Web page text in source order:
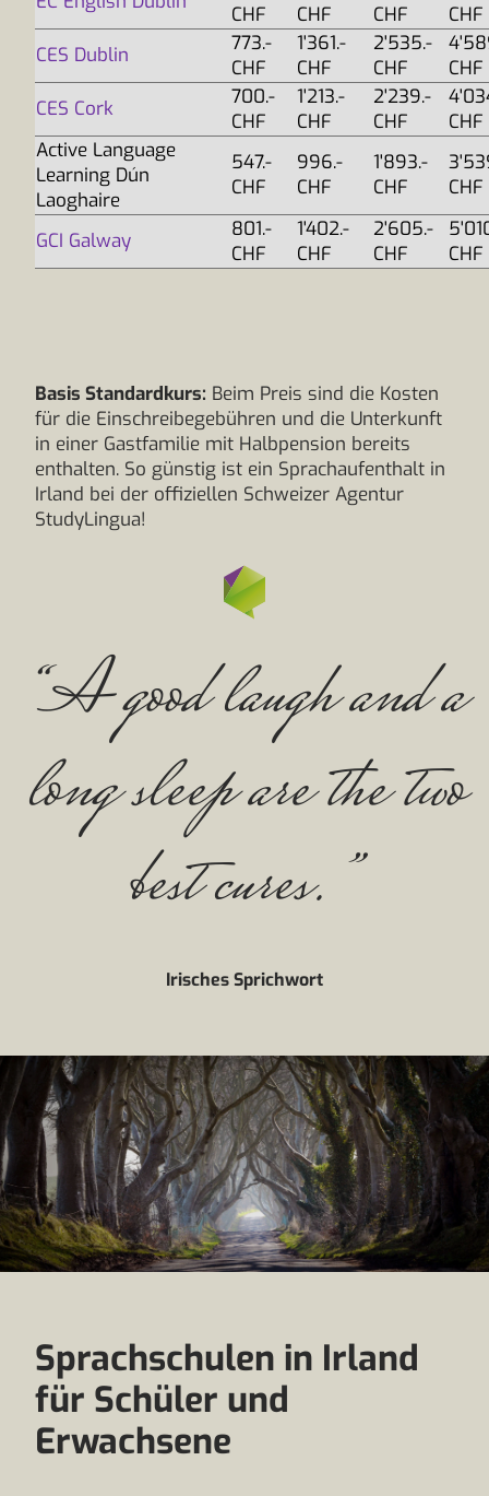
CHF
CHF
CHF
CHF
CES Dublin
773.-
CHF
1'361.-
CHF
2'535.-
CHF
CHF
CES Cork
700.-
CHF
1'213.-
CHF
2'239.-
CHF
CHF
Active Language
Learning Dún
Laoghaire
547.-
CHF
996.-
CHF
1'893.-
CHF
CHF
GCI Galway
801.-
CHF
1'402.-
CHF
2'605.-
CHF
CHF
Basis Standardkurs: Beim Preis sind die Kosten
für die Einschreibegebühren und die Unterkunft
in einer Gastfamilie mit Halbpension bereits
enthalten. So günstig ist ein Sprachaufenthalt in
Irland bei der offiziellen Schweizer Agentur
StudyLingua!
“A good laugh and a
long sleep are the two
best cures.”
Irisches Sprichwort
Sprachschulen in Irland
für Schüler und
Erwachsene